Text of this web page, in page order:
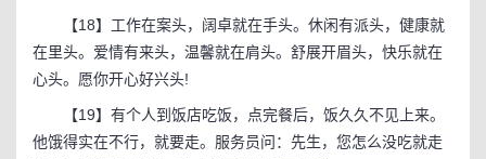
【18】工作在案头，阔卓就在手头。休闲有派头，健康就
在里头。爱情有来头，温馨就在肩头。舒展开眉头，快乐就在
心头。愿你开心好兴头!
【19】有个人到饭店吃饭，点完餐后，饭久久不见上来。
他饿得实在不行，就要走。服务员问：先生，您怎么没吃就走